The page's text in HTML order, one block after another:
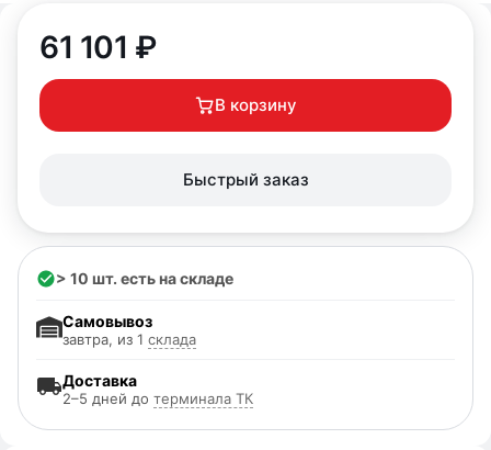
61 101 ₽
В корзину
Быстрый заказ
> 10 шт. есть на складе
Доставка
2–5 дней до терминала ТК
Самовывоз
завтра, из 1 склада